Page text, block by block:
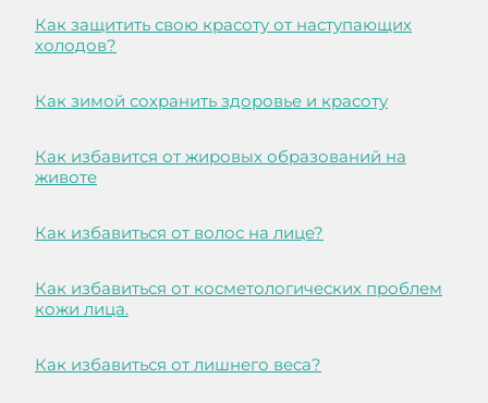
Как защитить свою красоту от наступающих
холодов?
Как зимой сохранить здоровье и красоту
Как избавится от жировых образований на
животе
Как избавиться от волос на лице?
Как избавиться от косметологических проблем
кожи лица.
Как избавиться от лишнего веса?